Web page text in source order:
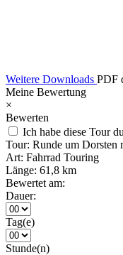
Weitere Downloads PDF
Meine Bewertung
×
Bewerten
Ich habe diese Tour
Tour: Runde um Dorsten
Art: Fahrrad Touring
Länge: 61,8 km
Bewertet am:
Dauer:
Tag(e)
Stunde(n)